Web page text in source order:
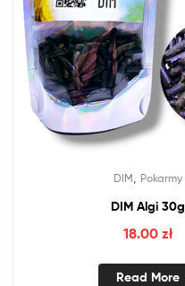
DIM Pokarmy
DIM Algi 30g
18.00 zł
Read More